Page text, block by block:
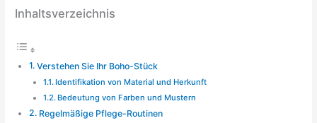
Inhaltsverzeichnis
Verstehen Sie Ihr Boho-Stück
Identifikation von Material und Herkunft
Bedeutung von Farben und Mustern
Regelmäßige Pflege-Routinen